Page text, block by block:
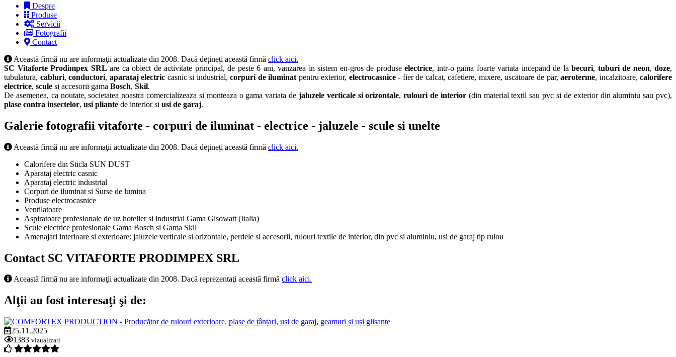
Despre
Produse
Servicii
Fotografii
Contact
Această firmă nu are informaţii actualizate din 2008. Dacă dețineți această firmă click aici.
SC Vitaforte Prodimpex SRL are ca obiect de activitate principal, de peste 6 ani, vanzarea in sistem en-gros de produseelectrice, intr-o gama foarte variata incepand de la becuri, tuburi de neon, doze,
tubulatura, cabluri,conductori, aparataj electric casnic si industrial,corpuri de iluminat pentru exterior, electrocasnice- fier de calcat, cafetiere, mixere, uscatoare de par, aeroterme, incalzitoare,calorifere
electrice, scule si accesorii gama Bosch, Skil.
De asemenea, ca noutate, societatea noastra comercializeaza si monteaza o gama variata de jaluzele verticale si orizontale, rulouri de interior (din material textil sau pvc si de exterior din aluminiu sau pvc),
plase contra insectelor, usi pliante de interior si usi de garaj.
Galerie fotografii vitaforte - corpuri de iluminat - electrice - jaluzele - scule si unelte
Această firmă nu are informaţii actualizate din 2008. Dacă dețineți această firmă click aici.
Calorifere din Sticla SUN DUST
Aparataj electric casnic
Aparataj electric industrial
Corpuri de iluminat si Surse de lumina
Produse electrocasnice
Ventilatoare
Aspiratoare profesionale de uz hotelier si industrial Gama Gisowatt (Italia)
Scule electrice profesionale Gama Bosch si Gama Skil
Amenajari interioare si exterioare: jaluzele verticale si orizontale, perdele si accesorii, rulouri textile de interior, din pvc si aluminiu, usi de garaj tip rulou
Contact SC VITAFORTE PRODIMPEX SRL
Această firmă nu are informaţii actualizate din 2008. Dacă reprezentaţi această firmă click aici.
Alţii au fost interesaţi şi de:
25.11.2025
1383 vizualizari